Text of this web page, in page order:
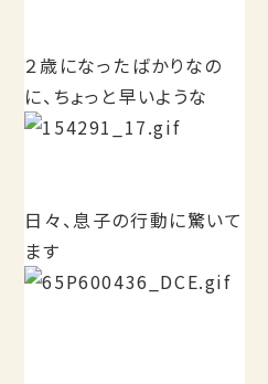
２歳になったばかりなの
に、ちょっと早いような
日々、息子の行動に驚いて
ます